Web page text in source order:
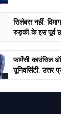
सिलेबस नहीं,
रुड़की के इस पूर्व
फार्मेसी काउंसिल
यूनिवर्सिटी,